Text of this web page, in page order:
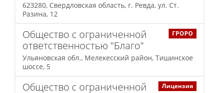
623280, Свердловская область, г. Ревда, ул. Ст.
Разина, 12
ГРОРО
Общество с ограниченной
ответственностью "Благо"
Ульяновская обл., Мелекесский район, Тишинское
шоссе, 5
Лицензия
Общество с ограниченной